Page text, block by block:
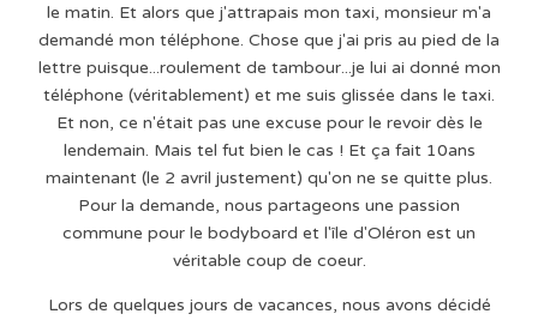
le matin. Et alors que j'attrapais mon taxi, monsieur m'a
demandé mon téléphone. Chose que j'ai pris au pied de la
lettre puisque...roulement de tambour...je lui ai donné mon
téléphone (véritablement) et me suis glissée dans le taxi.
Et non, ce n'était pas une excuse pour le revoir dès le
lendemain. Mais tel fut bien le cas ! Et ça fait 10ans
maintenant (le 2 avril justement) qu'on ne se quitte plus.
Pour la demande, nous partageons une passion
commune pour le bodyboard et l'île d'Oléron est un
véritable coup de coeur.
Lors de quelques jours de vacances, nous avons décidé